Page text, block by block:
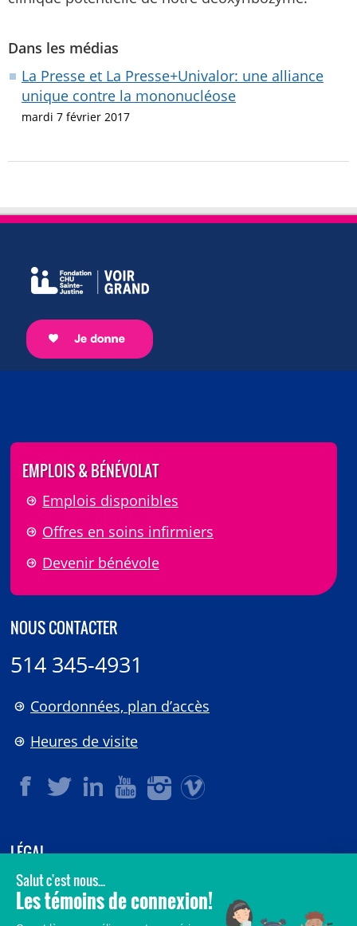
Dans les médias
La Presse et La Presse+Univalor: une alliance
unique contre la mononucléose
mardi 7 février 2017
EMPLOIS & BÉNÉVOLAT
Emplois disponibles
Offres en soins infirmiers
Devenir bénévole
NOUS CONTACTER
514 345-4931
Coordonnées, plan d’accès
Heures de visite
LÉGAL
© 2006-2026CHU Sainte-Justine.
Tous droits réservés.
Crédits